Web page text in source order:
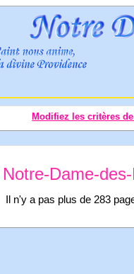
Modifiez les critères
Notre-Dame-
Il n'y a pas plus de 283